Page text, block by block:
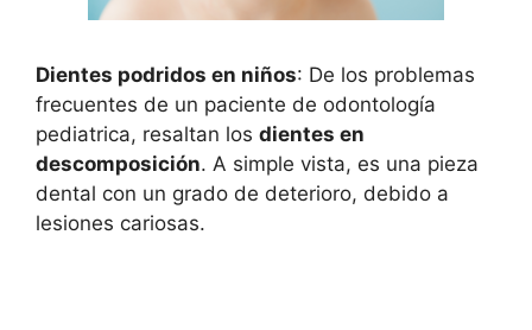
Dientes podridos en niños: De los problemas
frecuentes de un paciente de odontología
pediatrica, resaltan los dientes en
descomposición. A simple vista, es una pieza
dental con un grado de deterioro, debido a
lesiones cariosas.